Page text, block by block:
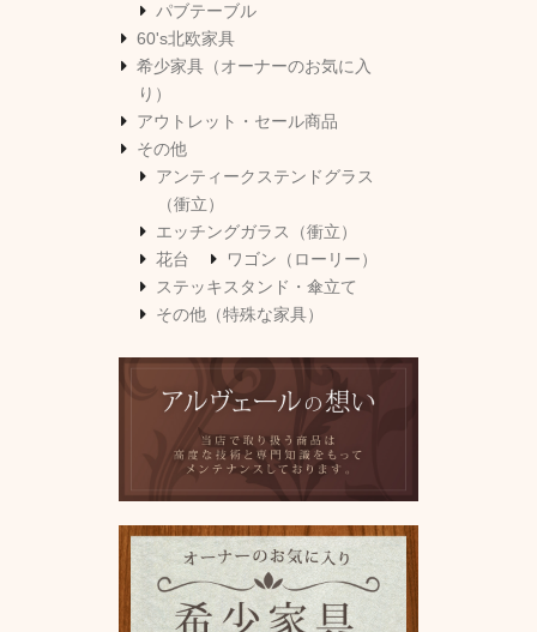
パブテーブル
60's北欧家具
希少家具（オーナーのお気に入
り）
アウトレット・セール商品
その他
アンティークステンドグラス
（衝立）
エッチングガラス（衝立）
花台
ワゴン（ローリー）
ステッキスタンド・傘立て
その他（特殊な家具）